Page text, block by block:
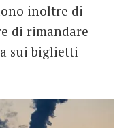
inoltre di
di rimandare
sui biglietti